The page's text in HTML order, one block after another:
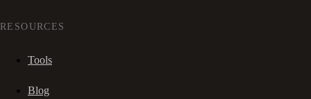
RESOURCES
Tools
Blog